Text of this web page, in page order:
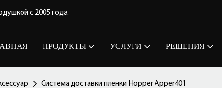
с 2005 года.
ПРОДУКТЫ УСЛУГИ РЕШЕНИЯ
Система доставки пленки Hopper Apper401